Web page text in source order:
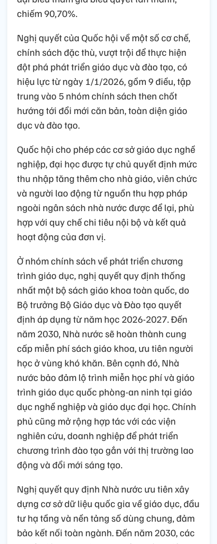
chiếm 90,70%.
Nghị quyết của Quốc hội về một số cơ chế,
chính sách đặc thù, vượt trội để thực hiện
đột phá phát triển giáo dục và đào tạo, có
hiệu lực từ ngày 1/1/2026, gồm 9 điều, tập
trung vào 5 nhóm chính sách then chốt
hướng tới đổi mới căn bản, toàn diện giáo
dục và đào tạo.
Quốc hội cho phép các cơ sở giáo dục nghề
nghiệp, đại học được tự chủ quyết định mức
thu nhập tăng thêm cho nhà giáo, viên chức
và người lao động từ nguồn thu hợp pháp
ngoài ngân sách nhà nước được để lại, phù
hợp với quy chế chi tiêu nội bộ và kết quả
hoạt động của đơn vị.
Ở nhóm chính sách về phát triển chương
trình giáo dục, nghị quyết quy định thống
nhất một bộ sách giáo khoa toàn quốc, do
Bộ trưởng Bộ Giáo dục và Đào tạo quyết
định áp dụng từ năm học 2026-2027. Đến
năm 2030, Nhà nước sẽ hoàn thành cung
cấp miễn phí sách giáo khoa, ưu tiên người
học ở vùng khó khăn. Bên cạnh đó, Nhà
nước bảo đảm lộ trình miễn học phí và giáo
trình giáo dục quốc phòng-an ninh tại giáo
dục nghề nghiệp và giáo dục đại học. Chính
phủ cũng mở rộng hợp tác với các viện
nghiên cứu, doanh nghiệp để phát triển
chương trình đào tạo gắn với thị trường lao
động và đổi mới sáng tạo.
Nghị quyết quy định Nhà nước ưu tiên xây
dựng cơ sở dữ liệu quốc gia về giáo dục, đầu
tư hạ tầng và nền tảng số dùng chung, đảm
bảo kết nối toàn ngành. Đến năm 2030, các